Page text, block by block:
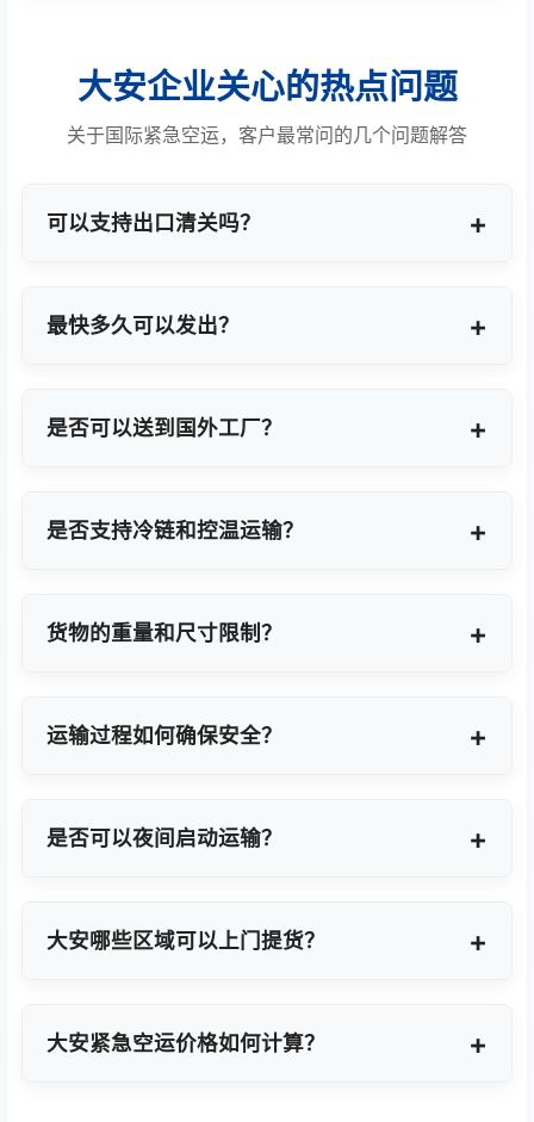
大安企业关心的热点问题
关于国际紧急空运，客户最常问的几个问题解答
可以支持出口清关吗？
最快多久可以发出？
是否可以送到国外工厂？
是否支持冷链和控温运输？
货物的重量和尺寸限制？
货物特性推荐最优方案。
运输过程如何确保安全？
忧。
是否可以夜间启动运输？
大安哪些区域可以上门提货？
大安紧急空运价格如何计算？